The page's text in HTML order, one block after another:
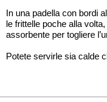
In una padella con bordi
le frittelle poche alla
assorbente per togliere
Potete servirle sia calde